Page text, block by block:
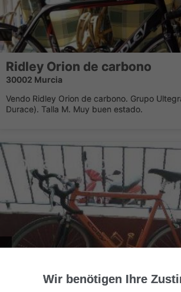
Ridley Orion de carbono
30002 Murcia
Vendo Ridley Orion de carbono. Grupo
Durace). Talla M. Muy buen estado.
bicicleta de carreras
Wir benötigen Ihre